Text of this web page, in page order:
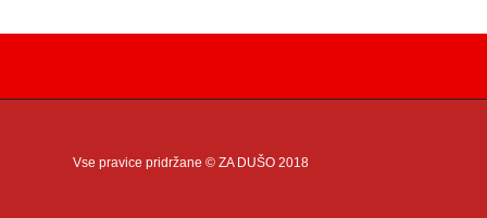
Vse pravice pridržane © ZA DUŠO 2018